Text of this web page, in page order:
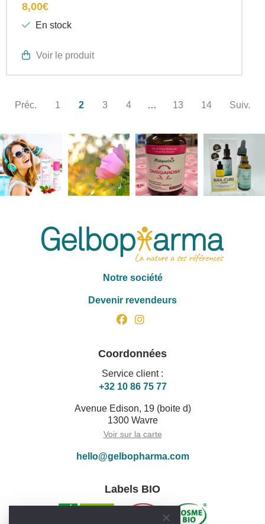
8,00€
En stock
Voir le produit
Préc. 1 2 3 4 … 13 14 Suiv.
Notre société
Devenir revendeurs
facebookinstagram
Coordonnées
Service client :
+32 10 86 75 77
Avenue Edison, 19 (boite d)
1300 Wavre
Voir sur la carte
hello@gelbopharma.com
Labels BIO